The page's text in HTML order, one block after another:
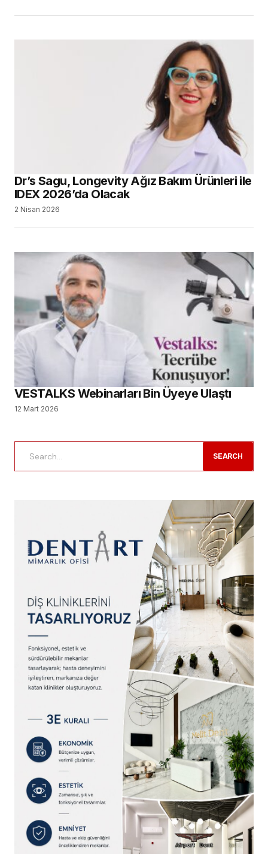
Dr’s Sagu, Longevity Ağız Bakım Ürünleri ile
IDEX 2026’da Olacak
2 Nisan 2026
VESTALKS Webinarları Bin Üyeye Ulaştı
12 Mart 2026
SEARCH